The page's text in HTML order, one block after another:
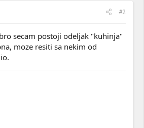
#2
secam postoji odeljak "kuhinja"
moze resiti sa nekim od